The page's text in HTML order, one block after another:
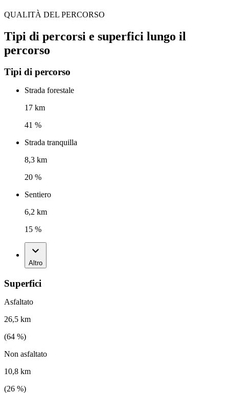
QUALITÀ DEL PERCORSO
Tipi di percorsi e superfici lungo il
percorso
Tipi di percorso
Strada forestale
17 km
41 %
Strada tranquilla
8,3 km
20 %
Sentiero
6,2 km
15 %
Altro
Superfici
Asfaltato
26,5 km
(64 %)
Non asfaltato
10,8 km
(26 %)